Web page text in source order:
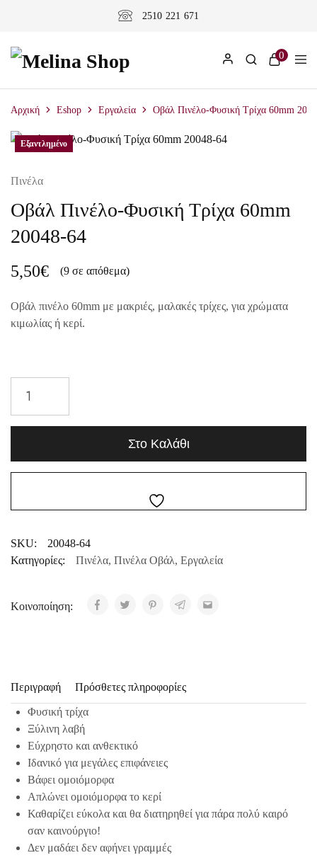
2510 221 671
0
Αρχική Eshop Εργαλεία Οβάλ Πινέλο-Φυσική Τρίχα 60mm
Πινέλα
Οβάλ Πινέλο-Φυσική Τρίχα 60mm
20048-64
5,50€ (9 σε απόθεμα)
Oβάλ πινέλο 60mm με μακριές, μαλακές τρίχες, για χρώματα
κιμωλίας ή κερί.
Στο Καλάθι
SKU:
20048-64
Κατηγορίες:
Πινέλα, Πινέλα Οβάλ, Εργαλεία
Κοινοποίηση:
Περιγραφή Πρόσθετες πληροφορίες
Φυσική τρίχα
Ξύλινη λαβή
Εύχρηστο και ανθεκτικό
Ιδανικό για μεγάλες επιφάνειες
Βάφει ομοιόμορφα
Απλώνει ομοιόμορφα το κερί
Καθαρίζει εύκολα και θα διατηρηθεί για πάρα πολύ καιρό
σαν καινούργιο!
Δεν μαδάει δεν αφήνει γραμμές
Εξαντλημένο